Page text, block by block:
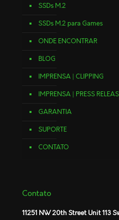
SSDs M.2
SSDs M.2 para Games
ONDE ENCONTRAR
BLOG
IMPRENSA | CLIPPING
IMPRENSA | PRESS
GARANTIA
SUPORTE
CONTATO
Contato
11251 NW 20th Street Unit 113